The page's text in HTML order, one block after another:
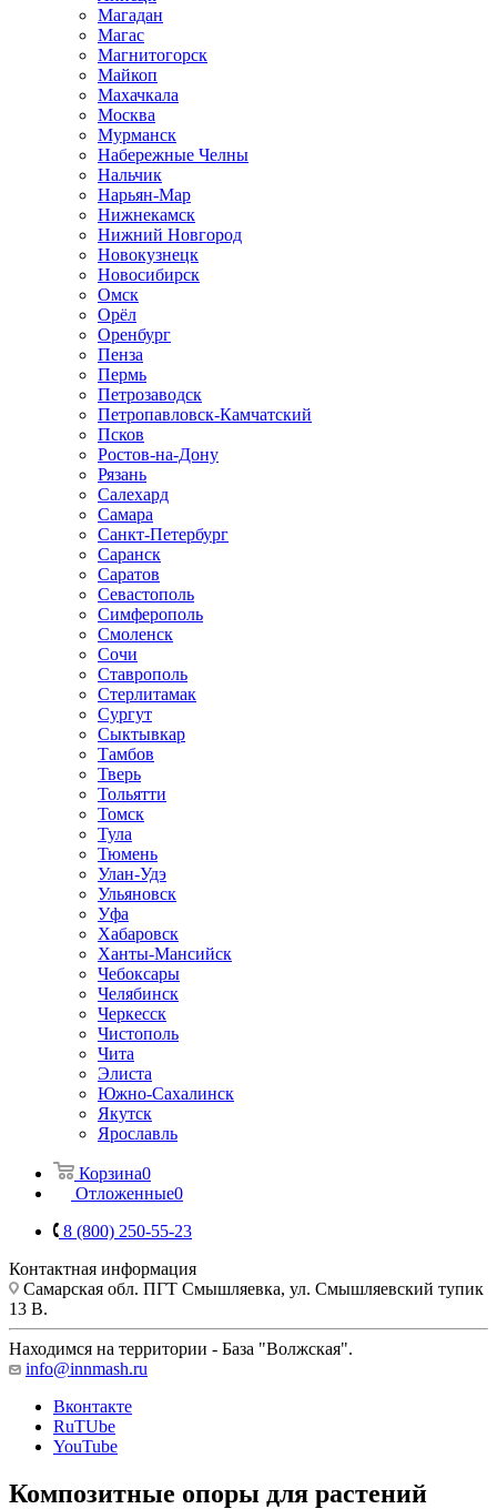
Магадан
Магас
Магнитогорск
Майкоп
Махачкала
Москва
Мурманск
Набережные Челны
Нальчик
Нарьян-Мар
Нижнекамск
Нижний Новгород
Новокузнецк
Новосибирск
Омск
Орёл
Оренбург
Пенза
Пермь
Петрозаводск
Петропавловск-Камчатский
Псков
Ростов-на-Дону
Рязань
Салехард
Самара
Санкт-Петербург
Саранск
Саратов
Севастополь
Симферополь
Смоленск
Сочи
Ставрополь
Стерлитамак
Сургут
Сыктывкар
Тамбов
Тверь
Тольятти
Томск
Тула
Тюмень
Улан-Удэ
Ульяновск
Уфа
Хабаровск
Ханты-Мансийск
Чебоксары
Челябинск
Черкесск
Чистополь
Чита
Элиста
Южно-Сахалинск
Якутск
Ярославль
Корзина0
Отложенные0
8 (800) 250-55-23
Контактная информация
Самарская обл. ПГТ Смышляевка, ул. Смышляевский тупик
13 В.
Находимся на территории - База "Волжская".
info@innmash.ru
Вконтакте
RuTUbe
YouTube
Композитные опоры для растений